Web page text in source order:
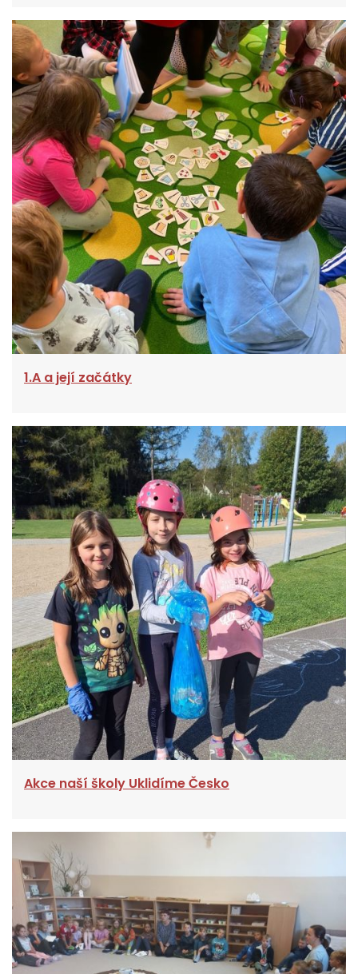
1.A a její začátky
Akce naší školy Uklidíme Česko